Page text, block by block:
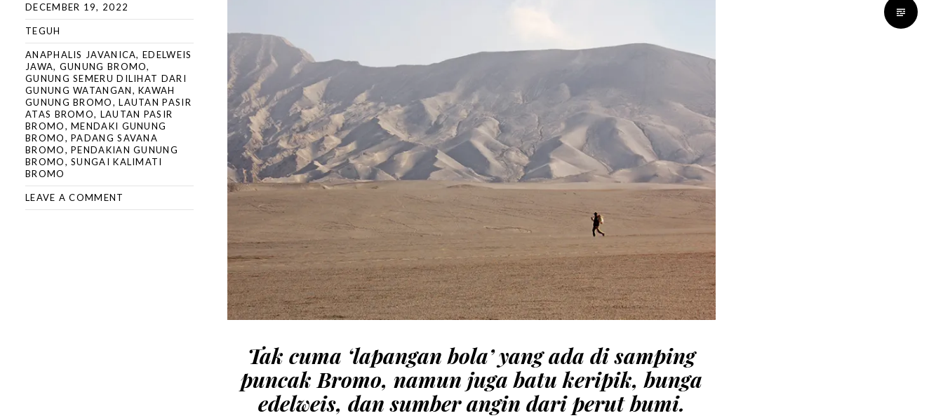
DECEMBER 19, 2022
TEGUH
ANAPHALIS JAVANICA,EDELWEIS
JAWA, GUNUNG BROMO,
GUNUNG SEMERU DILIHAT DARI
GUNUNG WATANGAN,KAWAH
GUNUNG BROMO,LAUTAN PASIR
ATAS BROMO, LAUTAN PASIR
BROMO,MENDAKI GUNUNG
BROMO,PADANG SAVANA
BROMO,PENDAKIAN GUNUNG
BROMO,SUNGAI KALIMATI
BROMO
LEAVE A COMMENT
Tak cuma ‘lapangan bola’ yang ada di samping
puncak Bromo, namun juga batu keripik, bunga
edelweis, dan sumber angin dari perut bumi.